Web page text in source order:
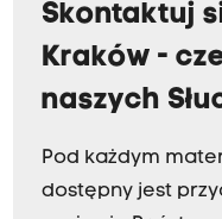
Skontaktuj
Kraków -
naszych
Pod każdym
dostępny jest